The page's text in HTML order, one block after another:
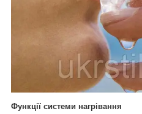
Функції системи нагрівання